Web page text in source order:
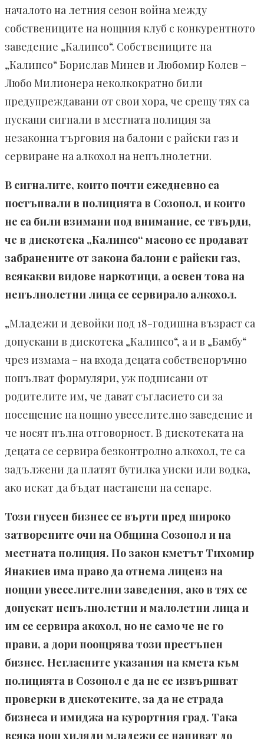
началото на летния сезон война между
собствениците на нощния клуб с конкурентното
заведение „Калипсо“. Собствениците на
„Калипсо“ Борислав Минев и Любомир Колев –
Любо Милионера неколкократно били
предупреждавани от свои хора, че срещу тях са
пускани сигнали в местната полиция за
незаконна търговия на балони с райски газ и
сервиране на алкохол на непълнолетни.
В сигналите, които почти ежедневно са
постъпвали в полицията в Созопол, и които
не са били взимани под внимание, се твърди,
че в дискотека „Калипсо“ масово се продават
забранените от закона балони с райски газ,
всякакви видове наркотици, а освен това на
непълнолетни лица се сервирало алкохол.
„Младежи и девойки под 18-годишна възраст са
допускани в дискотека „Калипсо“, а и в „Бамбу“
чрез измама – на входа децата собственоръчно
попълват формуляри, уж подписани от
родителите им, че дават съгласието си за
посещение на нощно увеселително заведение и
че носят пълна отговорност. В дискотеката на
децата се сервира безконтролно алкохол, те са
задължени да платят бутилка уиски или водка,
ако искат да бъдат настанени на сепаре.
Този гнусен бизнес се върти пред широко
затворените очи на Община Созопол и на
местната полиция. По закон кметът Тихомир
Янакиев има право да отнема лиценз на
нощни увеселителни заведения, ако в тях се
допускат непълнолетни и малолетни лица и
им се сервира акохол, но не само че не го
прави, а дори поощрява този престъпен
бизнес. Негласните указания на кмета към
полицията в Созопол е да не се извършват
проверки в дискотеките, за да не страда
бизнеса и имиджа на курортния град. Така
всяка нощ хиляди младежи се напиват до